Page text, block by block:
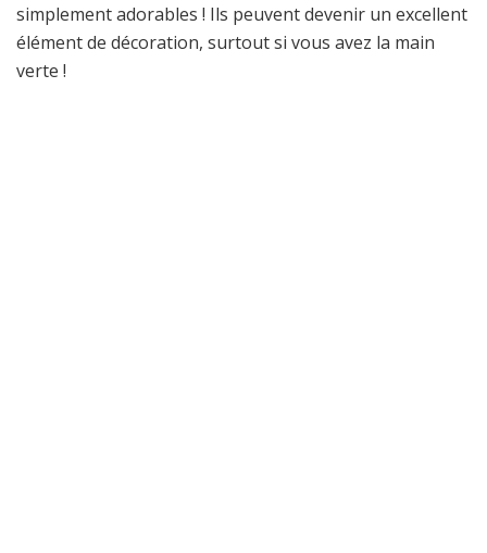
simplement adorables ! Ils peuvent devenir un excellent
élément de décoration, surtout si vous avez la main
verte !